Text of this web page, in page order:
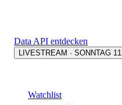
Data API entdecken
LIVESTREAM · SONNTAG
Watchlist